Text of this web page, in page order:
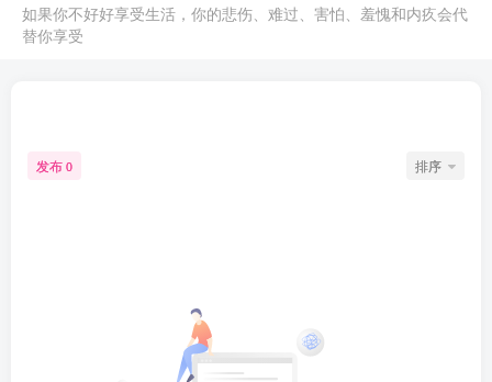
如果你不好好享受生活，你的悲伤、难过、害怕、羞愧和内疚会代
替你享受
发布 0 排序